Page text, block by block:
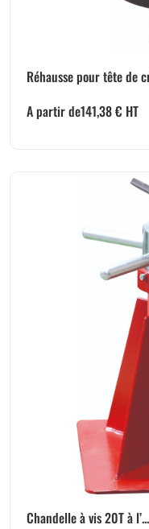
Réhausse pour tête de
A partir de141,38€ HT
Chandelle à vis 20T à l’...